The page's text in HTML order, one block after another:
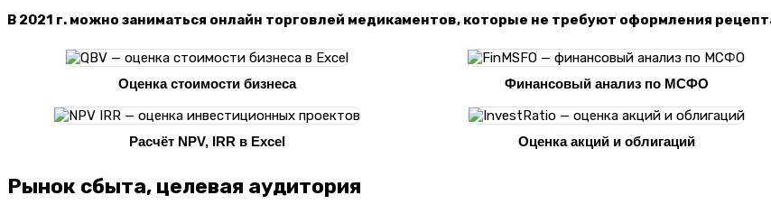
В 2021 г. можно заниматься онлайн торговлей медикаментов, которые не требуют оформления
Оценка стоимости бизнеса Финансовый анализ по МСФО
Расчёт NPV, IRR в Excel Оценка акций и облигаций
Рынок сбыта, целевая аудитория